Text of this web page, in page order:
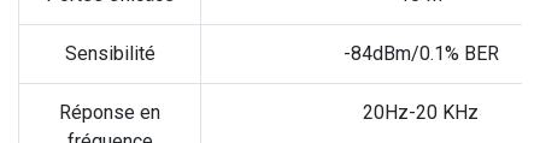
Sensibilité -84dBm/0.1% BER
Réponse en
20Hz-20 KHz